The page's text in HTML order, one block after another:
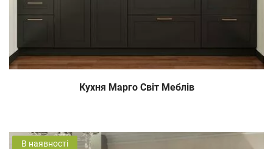
Кухня Марго Світ Меблів
В наявності